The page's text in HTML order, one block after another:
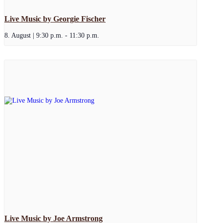
Live Music by Georgie Fischer
8. August | 9:30 p.m. - 11:30 p.m.
Live Music by Joe Armstrong